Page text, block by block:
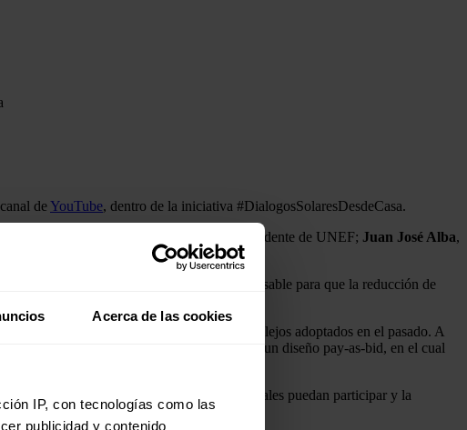
Acerca de las cookies
IP, con tecnologías como las
publicidad y contenido
deYouTube, dentro de la iniciativa #DialogosSolaresDesdeCasa.
, vicepresidente de UNEF; Juan José Alba,
competencia. Esto, a su vez, es indispensable para que la reducción de
huyendo de los mecanismos complejos adoptados en el pasado. A
neutras y que cuenten con un diseño pay-as-bid, en el cual
garantizar que solamente los proyectos reales puedan participar y la